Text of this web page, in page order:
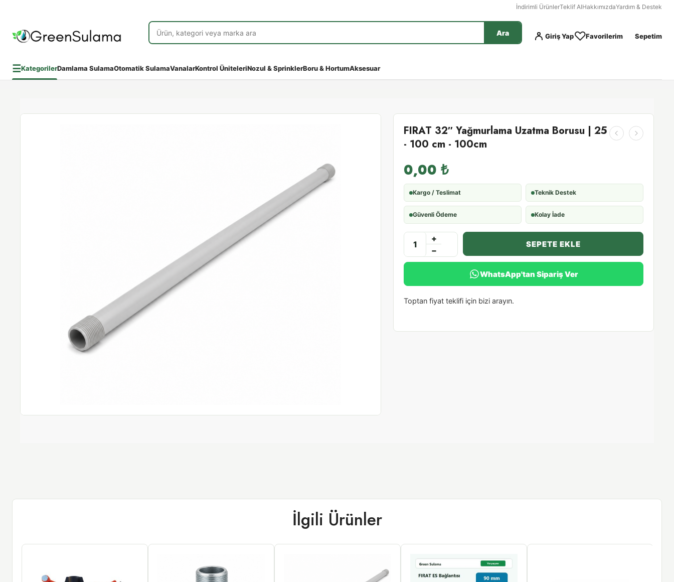
İndirimli ÜrünlerTeklif AlHakkımızdaYardım & Destek
Ara Giriş Yap Favorilerim Sepetim
☰KategorilerDamlama SulamaOtomatik SulamaVanalarKontrol ÜniteleriNozul & SprinklerBoru & HortumAksesuar
FIRAT 32″ Yağmurlama Uzatma Borusu | 25
- 100 cm - 100cm
0,00 ₺
Kargo / Teslimat Teknik Destek
Güvenli Ödeme Kolay İade
+
−
SEPETE EKLE
WhatsApp'tan Sipariş Ver
Toptan fiyat teklifi için bizi arayın.
İlgili Ürünler